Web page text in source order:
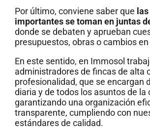
Por último, conviene saber que
importantes se toman en juntas
donde se debaten y aprueban
presupuestos, obras o cambios
En este sentido, en Immosol
administradores de fincas de alta
profesionalidad, que se encargan
diaria y de todos los asuntos de la
garantizando una organización
transparente, cumpliendo con
estándares de calidad.